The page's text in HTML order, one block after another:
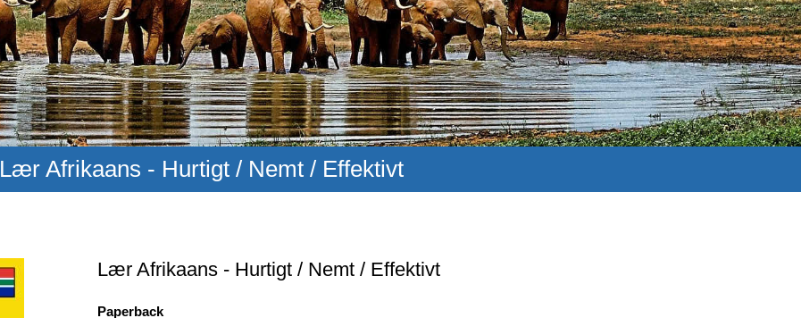
Lær Afrikaans - Hurtigt / Nemt / Effektivt
Lær Afrikaans - Hurtigt / Nemt / Effektivt
Paperback